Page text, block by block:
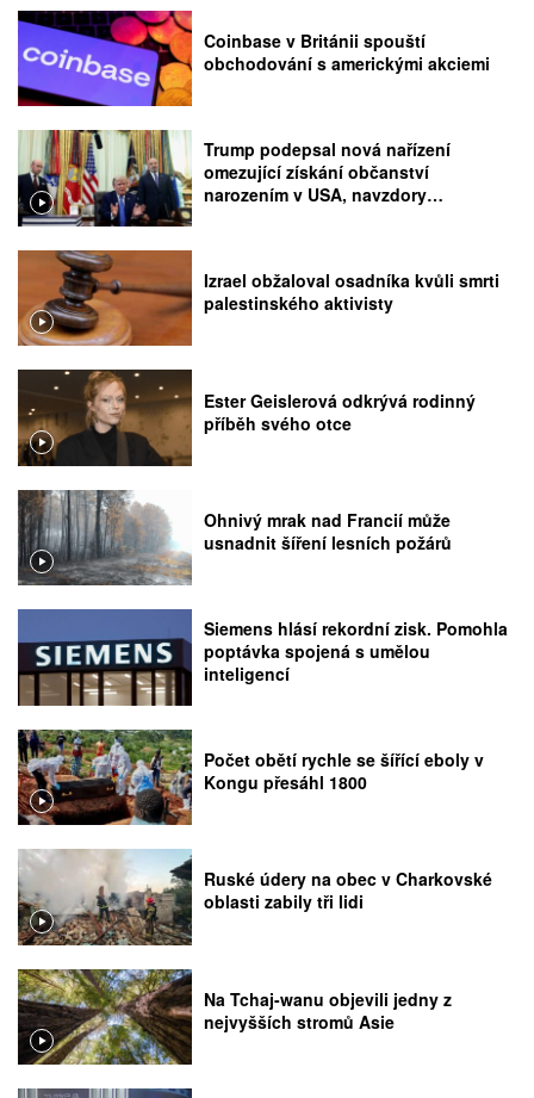
Coinbase v Británii spouští
obchodování s americkými akciemi
Trump podepsal nová nařízení
omezující získání občanství
narozením v USA, navzdory
Izrael obžaloval osadníka kvůli smrti
palestinského aktivisty
Ester Geislerová odkrývá rodinný
příběh svého otce
Ohnivý mrak nad Francií může
usnadnit šíření lesních požárů
Siemens hlásí rekordní zisk. Pomohla
poptávka spojená s umělou
inteligencí
Počet obětí rychle se šířící eboly v
Kongu přesáhl 1800
Ruské údery na obec v Charkovské
oblasti zabily tři lidi
Na Tchaj-wanu objevili jedny z
nejvyšších stromů Asie